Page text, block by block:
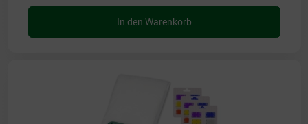
In den Warenkorb